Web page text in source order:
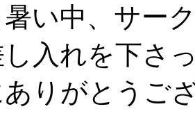
い中、サー
し入れを下さ
りがとうご